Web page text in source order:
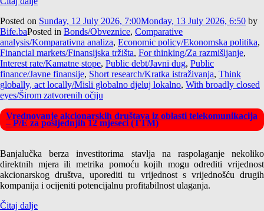
Posted on Sunday, 12 July 2026, 7:00Monday, 13 July 2026, 6:50 by
Bife.baPosted in Bonds/Obveznice, Comparative
analysis/Komparativna analiza, Economic policy/Ekonomska politika,
Financial markets/Finansijska tržišta, For thinking/Za razmišljanje,
Interest rate/Kamatne stope, Public debt/Javni dug, Public
finance/Javne finansije, Short research/Kratka istraživanja, Think
globally, act locally/Misli globalno djeluj lokalno, With broadly closed
eyes/Širom zatvorenih očiju
Vrednovanje akcionarskih društava iz oblasti telekomunikacija
– P/E za posljednjih 12 mjeseci (TTM)
Banjalučka berza investitorima stavlja na raspolaganje nekoliko
direktnih mjera ili metrika pomoću kojih mogu odrediti vrijednost
akcionarskog društva, uporediti tu vrijednost s vrijednošću drugih
kompanija i ocijeniti potencijalnu profitabilnost ulaganja.
Čitaj dalje